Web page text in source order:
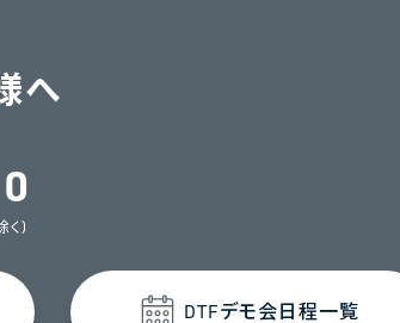
へ
く)
DTFデモ会日程一覧